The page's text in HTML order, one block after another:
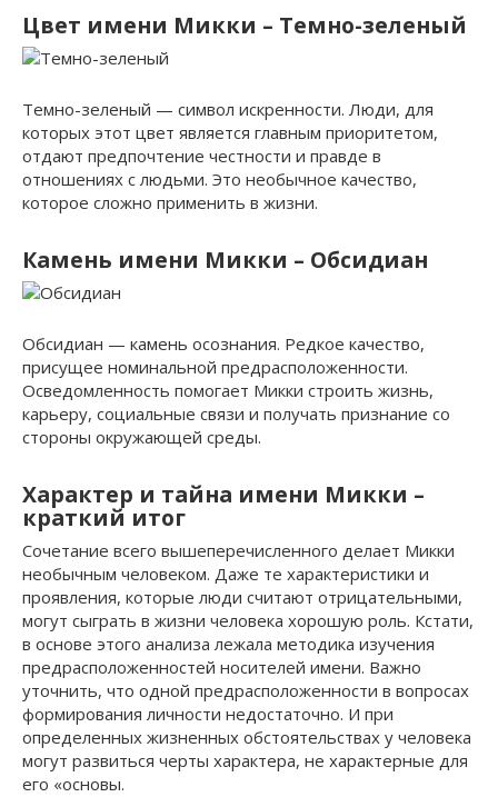
Цвет имени Микки – Темно-зеленый
Темно-зеленый — символ искренности. Люди, для
которых этот цвет является главным приоритетом,
отдают предпочтение честности и правде в
отношениях с людьми. Это необычное качество,
которое сложно применить в жизни.
Камень имени Микки – Обсидиан
Обсидиан — камень осознания. Редкое качество,
присущее номинальной предрасположенности.
Осведомленность помогает Микки строить жизнь,
карьеру, социальные связи и получать признание со
стороны окружающей среды.
Характер и тайна имени Микки –
краткий итог
Сочетание всего вышеперечисленного делает Микки
необычным человеком. Даже те характеристики и
проявления, которые люди считают отрицательными,
могут сыграть в жизни человека хорошую роль. Кстати,
в основе этого анализа лежала методика изучения
предрасположенностей носителей имени. Важно
уточнить, что одной предрасположенности в вопросах
формирования личности недостаточно. И при
определенных жизненных обстоятельствах у человека
могут развиться черты характера, не характерные для
его «основы.